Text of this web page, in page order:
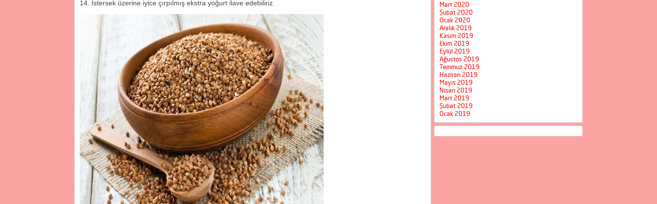
İstersek üzerine iyice çırpılmış ekstra yoğurt ilave edebiliriz.
Mart 2020
Şubat 2020
Ocak 2020
Aralık 2019
Kasım 2019
Ekim 2019
Eylül 2019
Ağustos 2019
Temmuz 2019
Haziran 2019
Mayıs 2019
Nisan 2019
Mart 2019
Şubat 2019
Ocak 2019